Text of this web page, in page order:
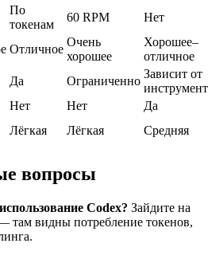
По
токенам
60 RPM Нет
Отличное
Очень
хорошее
Хорошее–
отличное
Да Ограниченно
Зависит от
Нет Нет
Да
Лёгкая Лёгкая Средняя
вопросы
Codex? Зайдите на
там видны потребление токенов,